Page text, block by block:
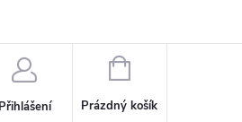
Přihlášení
NÁKUPNÍ
Prázdný košík